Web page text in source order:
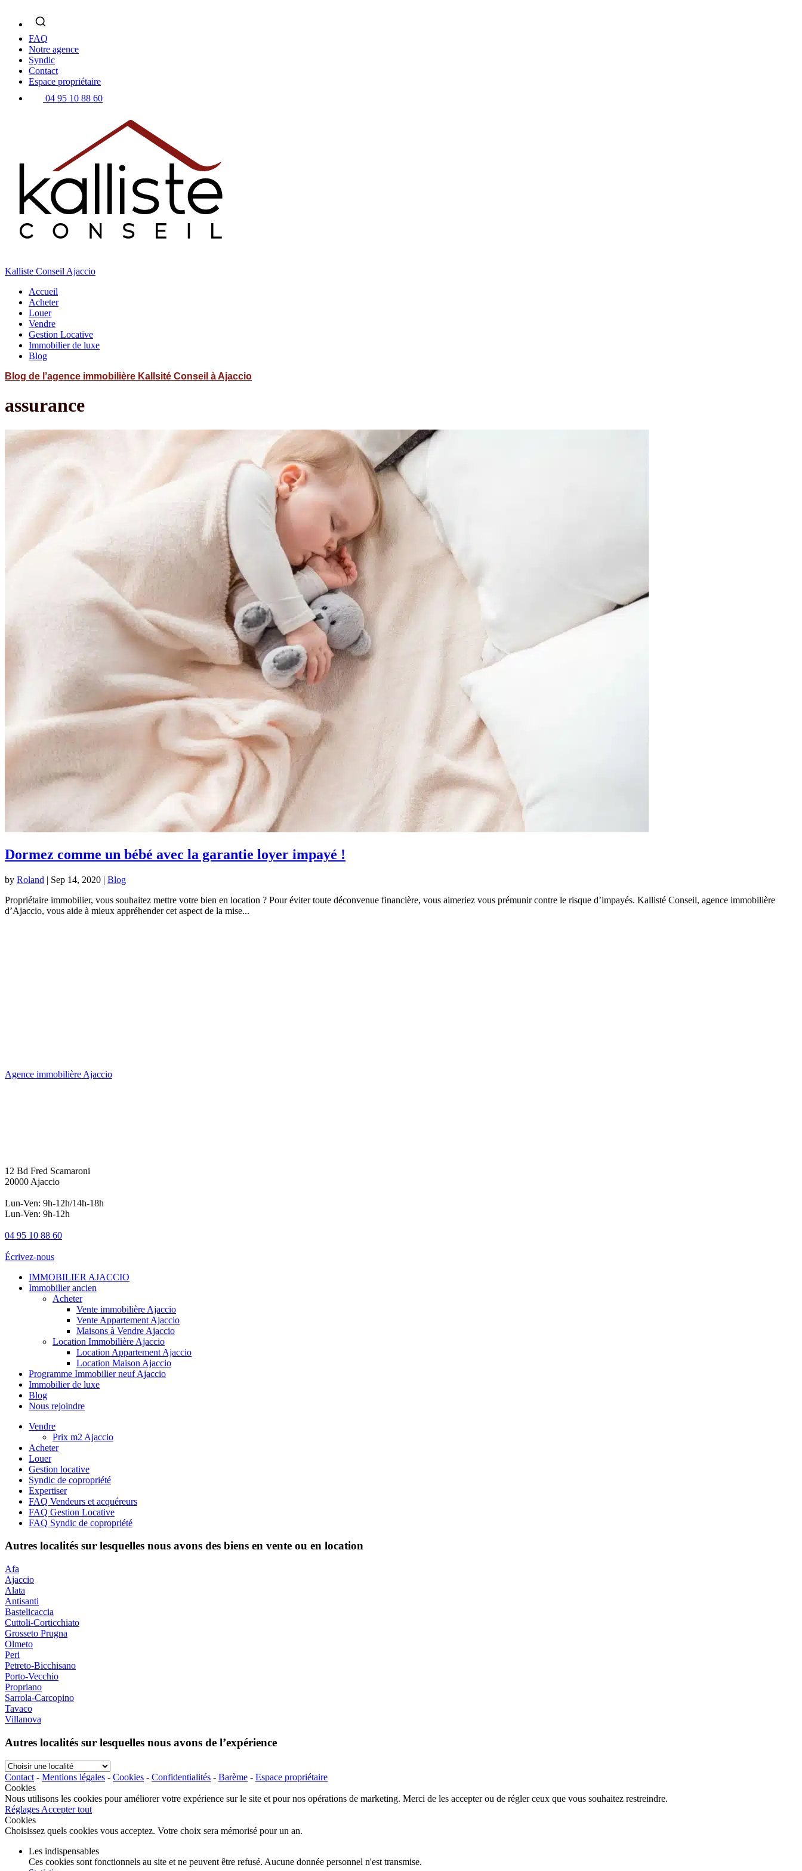
contentFAQ
Notre agence
Syndic
Contact
Espace propriétaire
04 95 10 88 60
Kalliste Conseil Ajaccio
Accueil
Acheter
Louer
Vendre
Gestion Locative
Immobilier de luxe
Blog
Blog de l’agence immobilière Kallsité Conseil à Ajaccio
assurance
Dormez comme un bébé avec la garantie loyer impayé !
by Roland | Sep 14, 2020 | Blog
Propriétaire immobilier, vous souhaitez mettre votre bien en location ? Pour éviter toute déconvenue financière, vous aimeriez vous prémunir contre le risque d’impayés. Kallisté Conseil, agence immobilière
d’Ajaccio, vous aide à mieux appréhender cet aspect de la mise...
Agence immobilière Ajaccio
12 Bd Fred Scamaroni
20000 Ajaccio
Lun-Ven: 9h-12h/14h-18h
Lun-Ven: 9h-12h
04 95 10 88 60
Écrivez-nous
IMMOBILIER AJACCIO
Immobilier ancien
Acheter
Vente immobilière Ajaccio
Vente Appartement Ajaccio
Maisons à Vendre Ajaccio
Location Immobilière Ajaccio
Location Appartement Ajaccio
Location Maison Ajaccio
Programme Immobilier neuf Ajaccio
Immobilier de luxe
Blog
Nous rejoindre
Vendre
Prix m2 Ajaccio
Acheter
Louer
Gestion locative
Syndic de copropriété
Expertiser
FAQ Vendeurs et acquéreurs
FAQ Gestion Locative
FAQ Syndic de copropriété
Autres localités sur lesquelles nous avons des biens en vente ou en location
Afa
Ajaccio
Alata
Antisanti
Bastelicaccia
Cuttoli-Corticchiato
Grosseto Prugna
Olmeto
Peri
Petreto-Bicchisano
Porto-Vecchio
Propriano
Sarrola-Carcopino
Tavaco
Villanova
Autres localités sur lesquelles nous avons de l’expérience
Choisir
une
localité
Contact - Mentions légales - Cookies - Confidentialités - Barème - Espace propriétaire
Cookies
Nous utilisons les cookies pour améliorer votre expérience sur le site et pour nos opérations de marketing. Merci de les accepter ou de régler ceux que vous souhaitez restreindre.
Réglages Accepter tout
Cookies
Choisissez quels cookies vous acceptez. Votre choix sera mémorisé pour un an.
Les indispensables
Ces cookies sont fonctionnels au site et ne peuvent être refusé. Aucune donnée personnel n'est transmise.